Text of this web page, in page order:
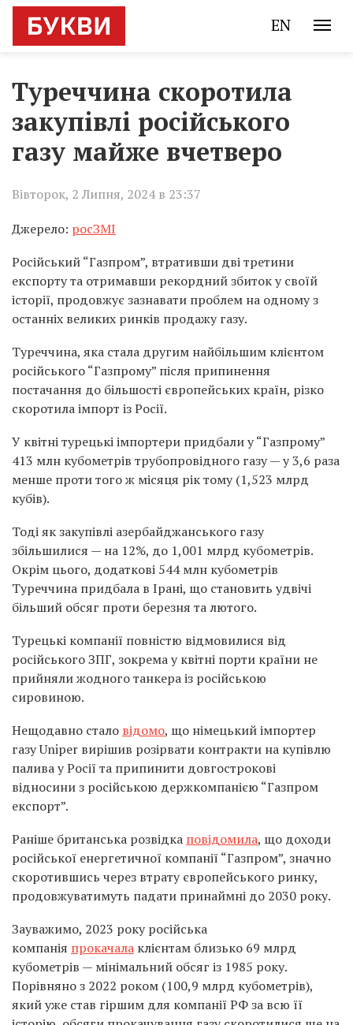
EN
Туреччина скоротила
закупівлі російського
газу майже вчетверо
Вівторок, 2 Липня, 2024 в 23:37
Джерело: росЗМІ
Російський “Газпром”, втративши дві третини
експорту та отримавши рекордний збиток у своїй
історії, продовжує зазнавати проблем на одному з
останніх великих ринків продажу газу.
Туреччина, яка стала другим найбільшим клієнтом
російського “Газпрому” після припинення
постачання до більшості європейських країн, різко
скоротила імпорт із Росії.
У квітні турецькі імпортери придбали у “Газпрому”
413 млн кубометрів трубопровідного газу — у 3,6 раза
менше проти того ж місяця рік тому (1,523 млрд
кубів).
Тоді як закупівлі азербайджанського газу
збільшилися — на 12%, до 1,001 млрд кубометрів.
Окрім цього, додаткові 544 млн кубометрів
Туреччина придбала в Ірані, що становить удвічі
більший обсяг проти березня та лютого.
Турецькі компанії повністю відмовилися від
російського ЗПГ, зокрема у квітні порти країни не
прийняли жодного танкера із російською
сировиною.
Нещодавно стало відомо, що німецький імпортер
газу Uniper вирішив розірвати контракти на купівлю
палива у Росії та припинити довгострокові
відносини з російською держкомпанією “Газпром
експорт”.
Раніше британська розвідка повідомила, що доходи
російської енергетичної компанії “Газпром”, значно
скоротившись через втрату європейського ринку,
продовжуватимуть падати принаймні до 2030 року.
Зауважимо, 2023 року російська
компанія прокачала клієнтам близько 69 млрд
кубометрів — мінімальний обсяг із 1985 року.
Порівняно з 2022 роком (100,9 млрд кубометрів),
який уже став гіршим для компанії РФ за всю її